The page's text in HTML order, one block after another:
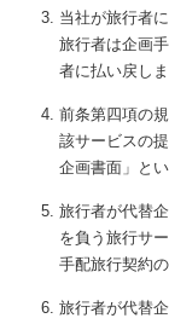
当社が旅行者
旅行者は企画
者に払い戻し
前条第四項の
該サービスの
企画書面」と
旅行者が代替
を負う旅行サ
手配旅行契約
旅行者が代替